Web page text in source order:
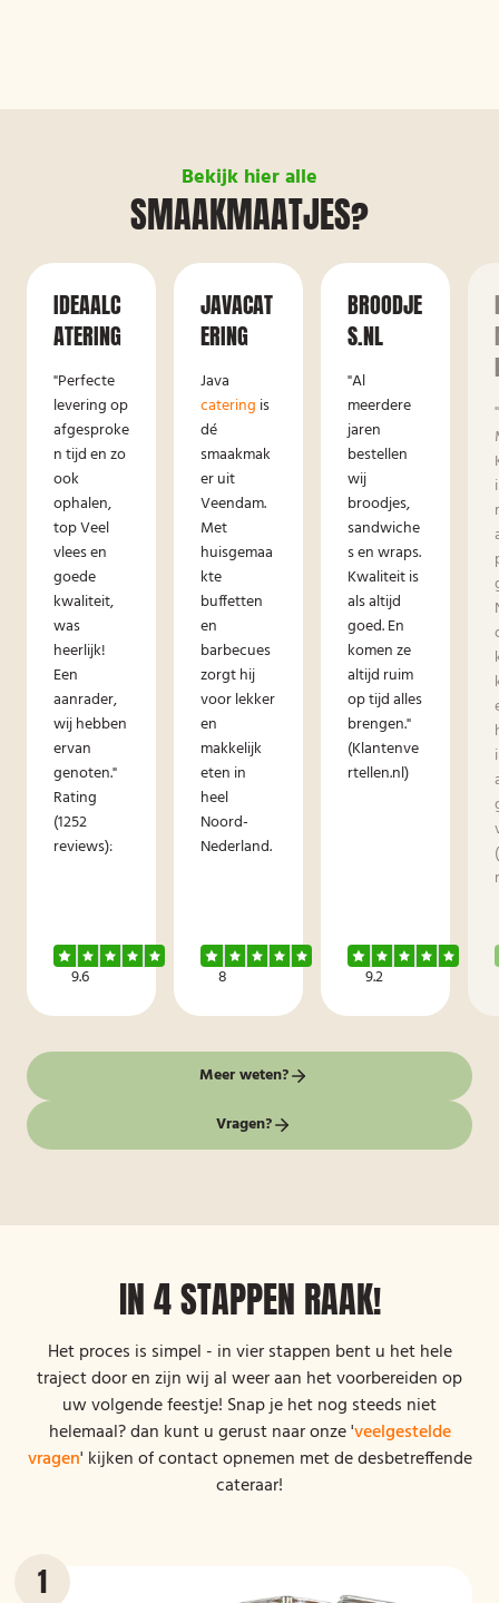
Bekijk hier alle
SMAAKMAATJES?
IDEAALC
ATERING
"Perfecte
levering op
afgesproke
n tijd en zo
ook
ophalen,
top Veel
vlees en
goede
kwaliteit,
was
heerlijk!
Een
aanrader,
wij hebben
ervan
genoten."
Rating
(1252
reviews):
9.6
JAVACAT
ERING
Java
catering is
dé
smaakmak
er uit
Veendam.
Met
huisgemaa
kte
buffetten
en
barbecues
zorgt hij
voor lekker
en
makkelijk
eten in
heel
Noord-
Nederland.
8
BROODJE
S.NL
"Al
meerdere
jaren
bestellen
wij
broodjes,
sandwiche
s en wraps.
Kwaliteit is
als altijd
goed. En
komen ze
altijd ruim
op tijd alles
brengen."
(Klantenve
rtellen.nl)
9.2
Meer weten?
Vragen?
IN 4 STAPPEN RAAK!
Het proces is simpel - in vier stappen bent u het hele
traject door en zijn wij al weer aan het voorbereiden op
uw volgende feestje! Snap je het nog steeds niet
helemaal? dan kunt u gerust naar onze 'veelgestelde
vragen' kijken of contact opnemen met de desbetreffende
cateraar!